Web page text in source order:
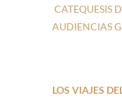
CATEQUESIS
AUDIENCIAS
LOS VIAJES